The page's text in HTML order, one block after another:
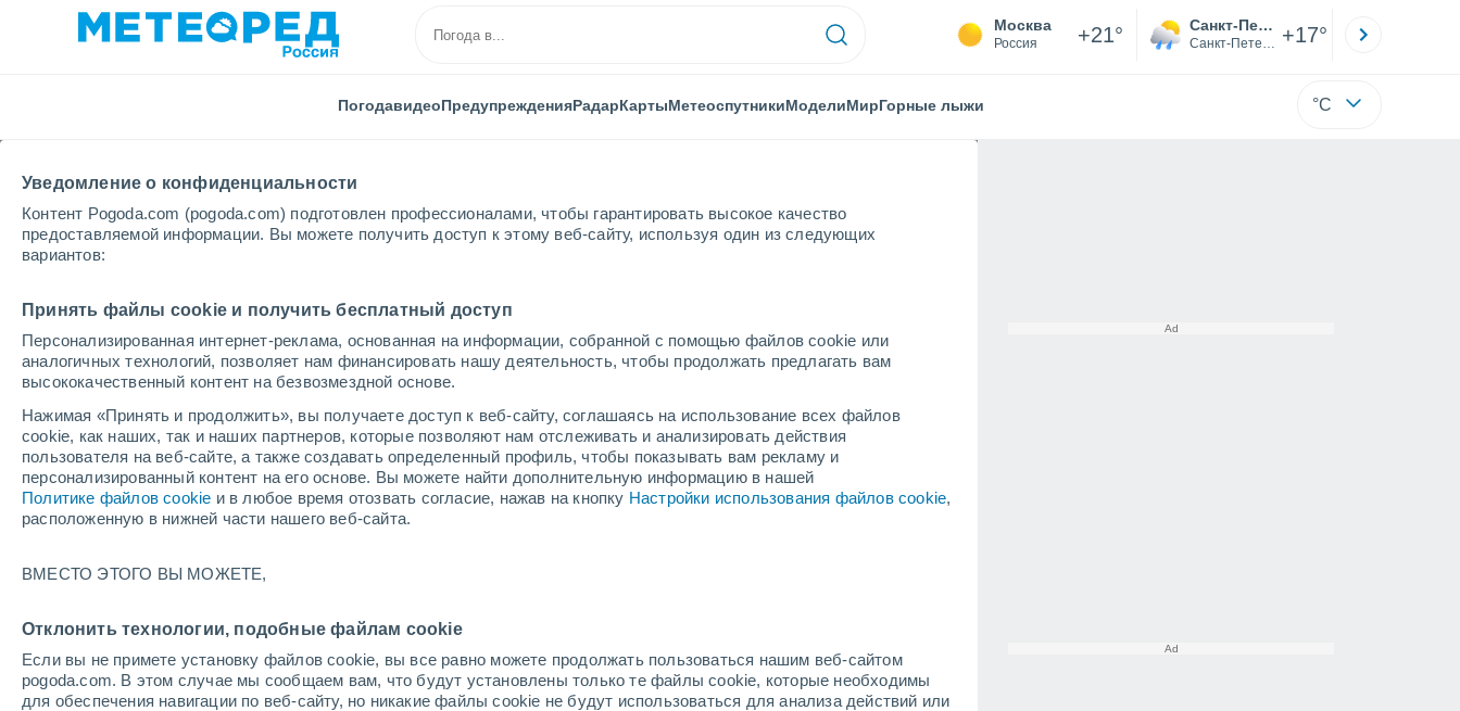
Уведомление о конфиденциальности
Контент Pogoda.com (pogoda.com) подготовлен профессионалами, чтобы гарантировать высокое качество
предоставляемой информации. Вы можете получить доступ к этому веб-сайту, используя один из следующих
вариантов:
Принять файлы cookie и получить бесплатный доступ
Персонализированная интернет-реклама, основанная на информации, собранной с помощью файлов cookie или
аналогичных технологий, позволяет нам финансировать нашу деятельность, чтобы продолжать предлагать вам
высококачественный контент на безвозмездной основе.
Нажимая «Принять и продолжить», вы получаете доступ к веб-сайту, соглашаясь на использование всех файлов
cookie, как наших, так и наших партнеров, которые позволяют нам отслеживать и анализировать действия
пользователя на веб-сайте, а также создавать определенный профиль, чтобы показывать вам рекламу и
персонализированный контент на его основе. Вы можете найти дополнительную информацию в нашей
Политике файлов cookie и в любое время отозвать согласие, нажав на кнопку Настройки использования файлов cookie,
расположенную в нижней части нашего веб-сайта.
ВМЕСТО ЭТОГО ВЫ МОЖЕТЕ,
Отклонить технологии, подобные файлам cookie
Если вы не примете установку файлов cookie, вы все равно можете продолжать пользоваться нашим веб-сайтом
pogoda.com. В этом случае мы сообщаем вам, что будут установлены только те файлы cookie, которые необходимы
для обеспечения навигации по веб-сайту, но никакие файлы cookie не будут использоваться для анализа действий или
Москва
Россия +21° Санкт-Петербург
Санкт-Петербург +17°
ПогодавидеоПредупрежденияРадарКартыМетеоспутникиМоделиМирГорные лыжи °C
Погода в Мекленбурге-Передней Померания
cегодня, 8 августа Весь день символ
+23°
+12°
Грайфсвальд